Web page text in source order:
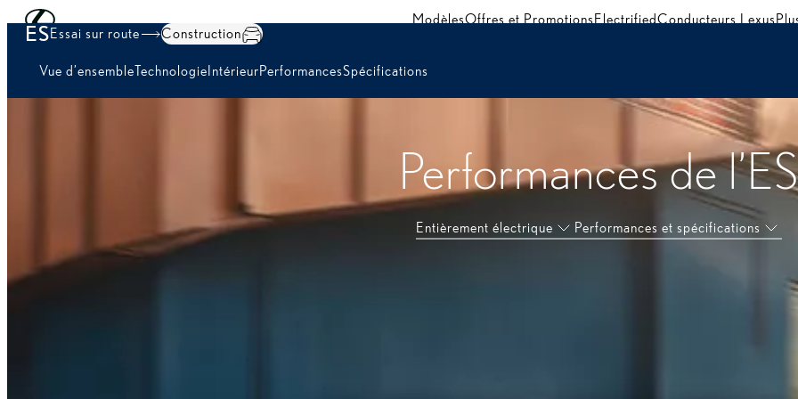
Skip to Main Content ModèlesOffres et PromotionsElectrifiedConducteurs Lexus
ESEssai sur route Construction
Vue d’ensembleTechnologieIntérieurPerformancesSpécifications
Performances de l’ES
Entièrement électrique Performances et spécifications